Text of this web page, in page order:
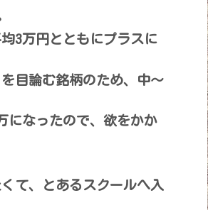
3万円とともにプラスに
目論む銘柄のため、中～
になったので、欲をかか
て、とあるスクールへ入